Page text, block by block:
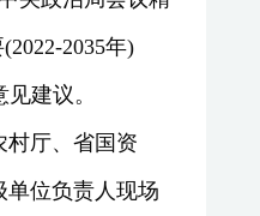
2035年)
建议。
村厅、省国资
位负责人现场